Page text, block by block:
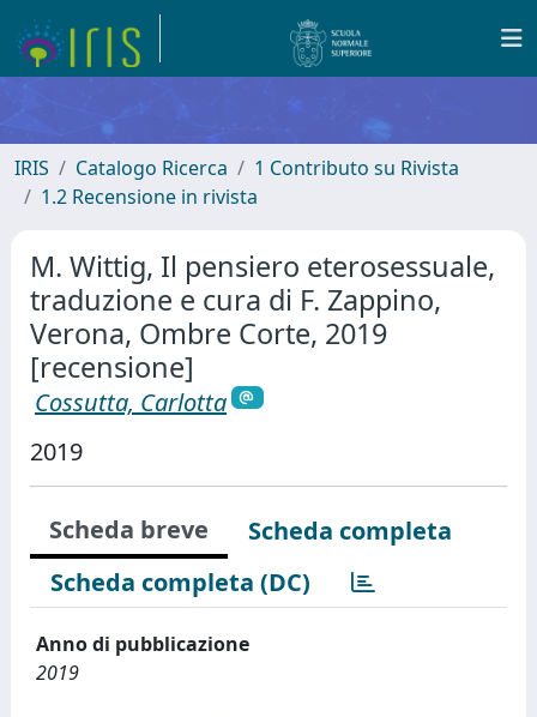
IRIS Catalogo Ricerca
1 Contributo su Rivista
1.2 Recensione in rivista
M. Wittig, Il pensiero eterosessuale,
traduzione e cura di F. Zappino,
Verona, Ombre Corte, 2019
[recensione]
Cossutta, Carlotta
2019
Scheda breve
Scheda completa
Scheda completa (DC)
Anno di pubblicazione
2019